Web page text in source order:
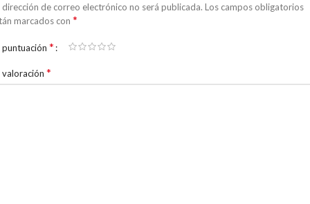
dirección de correo electrónico no será publicada. Los campos obligatorios
marcados con *
puntuación *
valoración *